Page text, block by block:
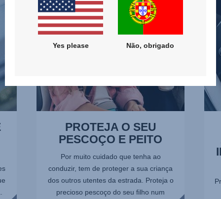
E
PEITO,
1
PROTEJA O SEU
PESCOÇO E PEITO
Por muito cuidado que tenha ao
conduzir, tem de proteger a sua criança
dos outros utentes da estrada. Proteja o
precioso pescoço do seu filho num
Yes please Não, obrigado